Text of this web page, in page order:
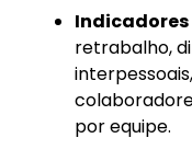
retrabalho,
por equipe.